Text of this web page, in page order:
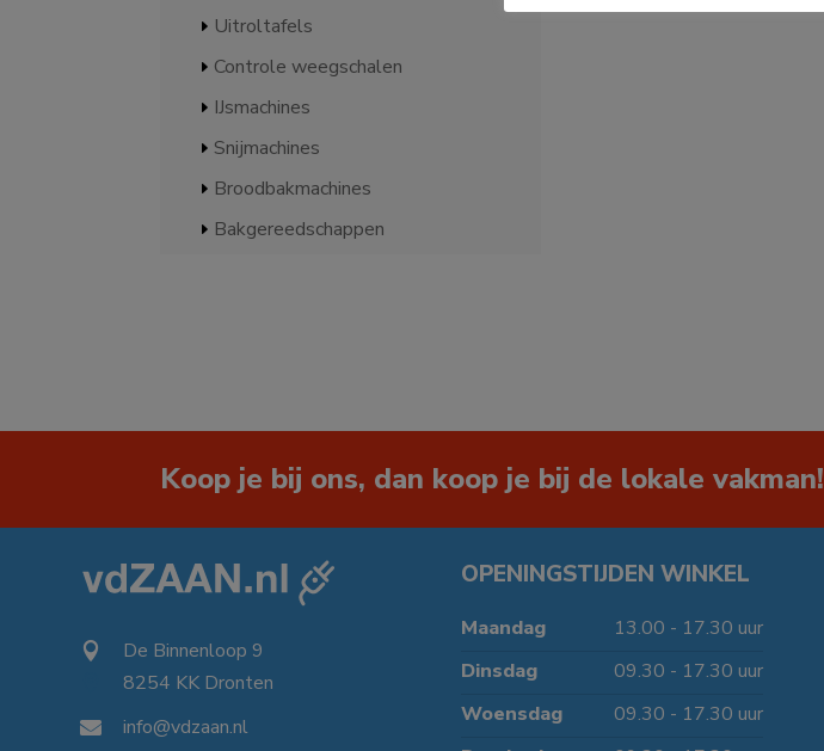
Uitroltafels
Controle weegschalen
IJsmachines
Snijmachines
Broodbakmachines
Bakgereedschappen
Koop je bij ons, dan koop je bij de lokale vakman!
 De Binnenloop 9
8254 KK Dronten
 info@vdzaan.nl
OPENINGSTIJDEN WINKEL
Maandag
13.00 - 17.30 uur
Dinsdag
09.30 - 17.30 uur
Woensdag
09.30 - 17.30 uur